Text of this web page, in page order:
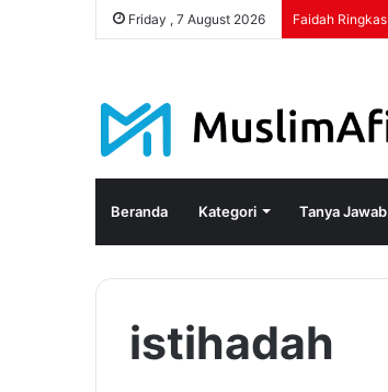
Friday , 7 August 2026 Faidah Ringkas
Beranda Kategori Tanya Jawab
istihadah